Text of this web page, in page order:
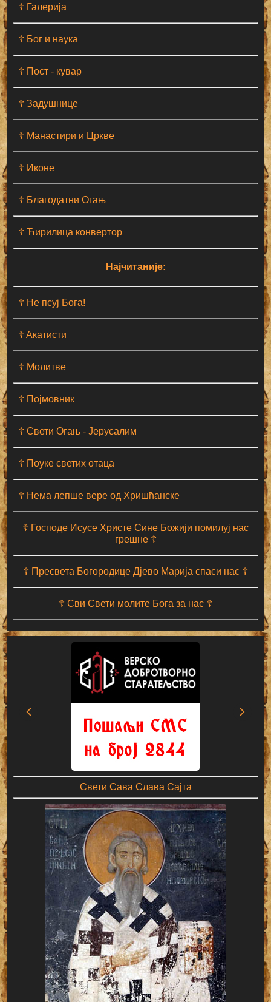
☦ Галерија
☦ Бог и наука
☦ Пост - кувар
☦ Задушнице
☦ Манастири и Цркве
☦ Иконе
☦ Благодатни Огањ
☦ Ћирилица конвертор
Најчитаније:
☦ Не псуј Бога!
☦ Aкатисти
☦ Молитве
☦ Појмовник
☦ Свети Огањ - Јерусалим
☦ Поуке светих отаца
☦ Нема лепше вере од Хришћанске
☦ Господе Исусе Христе Сине Божији помилуј нас
грешне ☦
☦ Пресвета Богородице Дјево Марија спаси нас ☦
☦ Сви Свети молите Бога за нас ☦
Свети Сава Слава Сајта